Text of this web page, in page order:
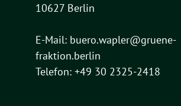
10627 Berlin
E-Mail: buero.wapler@gruene-
fraktion.berlin
Telefon: +49 30 2325-2418